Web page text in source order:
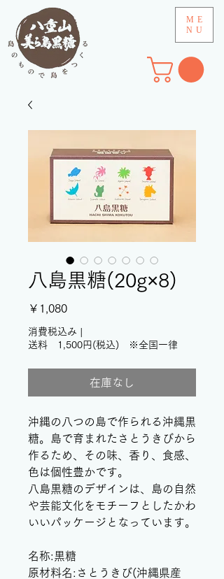
ME
NU
八島黒糖(20g×8)
￥1,080価
格
消費税込み |
送料 1,500円(税込) ※全国一律
在庫なし
沖縄の八つの島で作られる沖縄黒
糖。島で育まれたさとうきびから
作るため、その味、香り、食感、
色は個性豊かです。
八島黒糖のデザインは、島の自然
や芸能文化をモチーフとしたかわ
いいパッケージとなっています。
名称:黒糖
原材料名:さとうきび(沖縄県産